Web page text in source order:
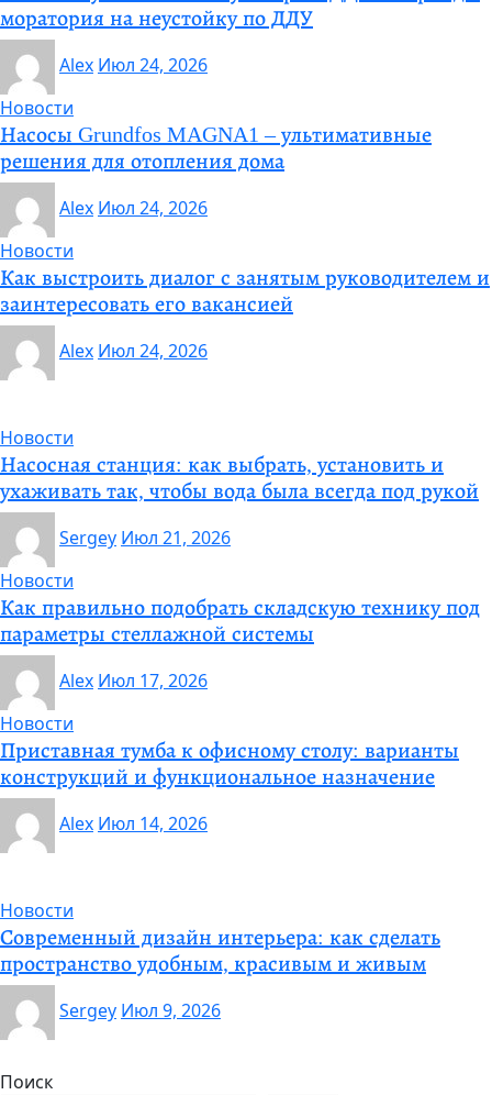
моратория на неустойку по ДДУ
Alex Июл 24, 2026
Новости
Насосы Grundfos MAGNA1 – ультимативные
решения для отопления дома
Alex Июл 24, 2026
Новости
Как выстроить диалог с занятым руководителем и
заинтересовать его вакансией
Alex Июл 24, 2026
Новости
Насосная станция: как выбрать, установить и
ухаживать так, чтобы вода была всегда под рукой
Sergey Июл 21, 2026
Новости
Как правильно подобрать складскую технику под
параметры стеллажной системы
Alex Июл 17, 2026
Новости
Приставная тумба к офисному столу: варианты
конструкций и функциональное назначение
Alex Июл 14, 2026
Новости
Современный дизайн интерьера: как сделать
пространство удобным, красивым и живым
Sergey Июл 9, 2026
Поиск